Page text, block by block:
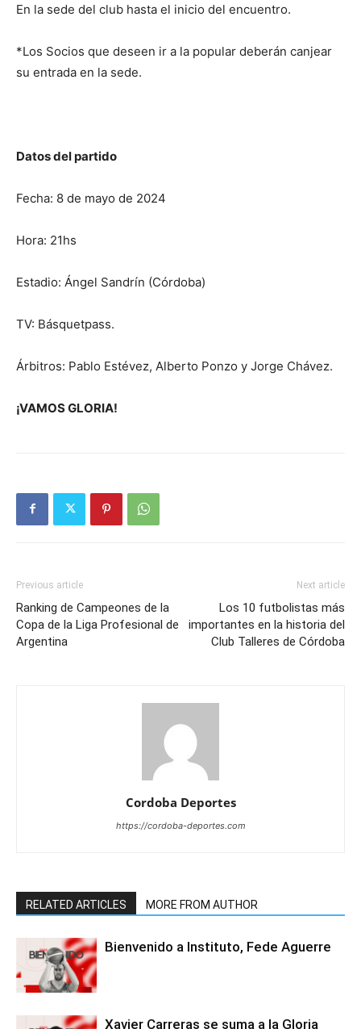
En la sede del club hasta el inicio del encuentro.
*Los Socios que deseen ir a la popular deberán canjear
su entrada en la sede.
Datos del partido
Fecha: 8 de mayo de 2024
Hora: 21hs
Estadio: Ángel Sandrín (Córdoba)
TV: Básquetpass.
Árbitros: Pablo Estévez, Alberto Ponzo y Jorge Chávez.
¡VAMOS GLORIA!
Previous article
Ranking de Campeones de la
Copa de la Liga Profesional de
Argentina
Next article
Los 10 futbolistas más
importantes en la historia del
Club Talleres de Córdoba
Cordoba Deportes
https://cordoba-deportes.com
RELATED ARTICLES MORE FROM AUTHOR
Bienvenido a Instituto, Fede Aguerre
Xavier Carreras se suma a la Gloria